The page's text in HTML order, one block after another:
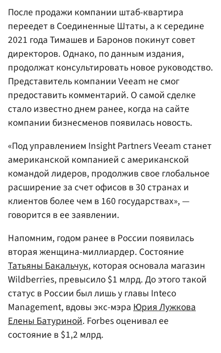
После продажи компании штаб-квартира
переедет в Соединенные Штаты, а к середине
2021 года Тимашев и Баронов покинут совет
директоров. Однако, по данным издания,
продолжат консультировать новое руководство.
Представитель компании Veeam не смог
предоставить комментарий. О самой сделке
стало известно днем ранее, когда на сайте
компании бизнесменов появилась новость.
«Под управлением Insight Partners Veeam станет
американской компанией с американской
командой лидеров, продолжив свое глобальное
расширение за счет офисов в 30 странах и
клиентов более чем в 160 государствах», —
говорится в ее заявлении.
Напомним, годом ранее в России появилась
вторая женщина-миллиардер. Состояние
Татьяны Бакальчук, которая основала магазин
Wildberries, превысило $1 млрд. До этого такой
статус в России был лишь у главы Inteco
Management, вдовы экс-мэраЮрия Лужкова
Елены Батуриной. Forbes оценивал ее
состояние в $1,2 млрд.